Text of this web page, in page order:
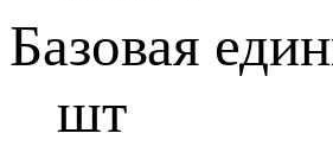
Базовая
шт